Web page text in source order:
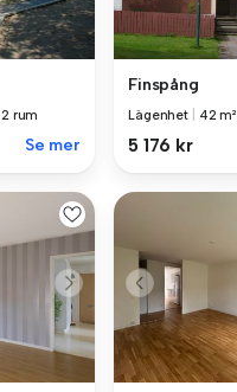
2 rum
Se mer
Finspång
Lägenhet 42 m²
5 176 kr